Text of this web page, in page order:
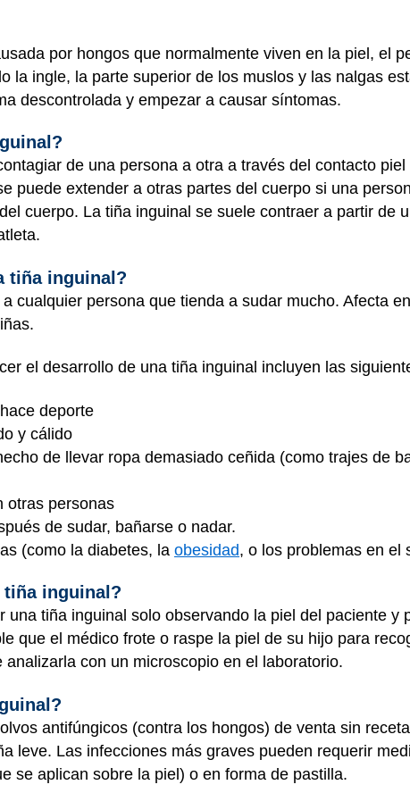
por hongos que normalmente viven en la piel, el
la ingle, la parte superior de los muslos y las nalgas
descontrolada y empezar a causar síntomas.
de una persona a otra a través del contacto
puede extender a otras partes del cuerpo si una
cuerpo. La tiña inguinal se suele contraer a partir de
tiña inguinal?
cualquier persona que tienda a sudar mucho. Afecta
el desarrollo de una tiña inguinal incluyen las
deporte
y cálido
de llevar ropa demasiado ceñida (como trajes de
otras personas
de sudar, bañarse o nadar.
(como la diabetes, la obesidad, o los problemas en el
tiña inguinal?
una tiña inguinal solo observando la piel del paciente y
que el médico frote o raspe la piel de su hijo para
con un microscopio en el laboratorio.
antifúngicos (contra los hongos) de venta sin
leve. Las infecciones más graves pueden requerir
se aplican sobre la piel) o en forma de pastilla.